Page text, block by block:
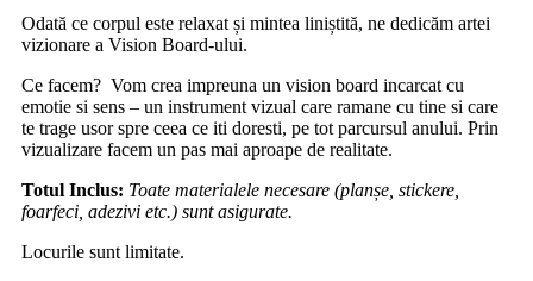
Odată ce corpul este relaxat și mintea liniștită, ne dedicăm artei
vizionare a Vision Board-ului.
Ce facem? Vom crea impreuna un vision board incarcat cu
emotie si sens – un instrument vizual care ramane cu tine si care
te trage usor spre ceea ce iti doresti, pe tot parcursul anului. Prin
vizualizare facem un pas mai aproape de realitate.
Totul Inclus: Toate materialele necesare (planșe, stickere,
foarfeci, adezivi etc.) sunt asigurate.
Locurile sunt limitate.